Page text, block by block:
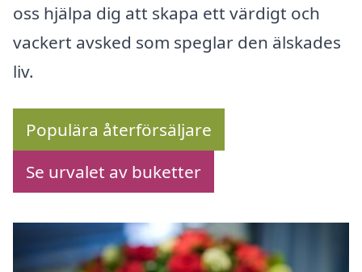
oss hjälpa dig att skapa ett värdigt och
vackert avsked som speglar den älskades
liv.
Populära återförsäljare
Se urvalet av buketter